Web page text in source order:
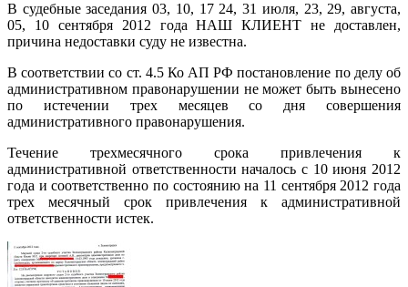
В судебные заседания 03, 10, 17 24, 31 июля, 23, 29, августа,
05, 10 сентября 2012 года НАШ КЛИЕНТ не доставлен,
причина недоставки суду не известна.
В соответствии со ст. 4.5 Ко АП РФ постановление по делу об
административном правонарушении не может быть вынесено
по истечении трех месяцев со дня совершения
административного правонарушения.
Течение трехмесячного срока привлечения к
административной ответственности началось с 10 июня 2012
года и соответственно по состоянию на 11 сентября 2012 года
трех месячный срок привлечения к административной
ответственности истек.